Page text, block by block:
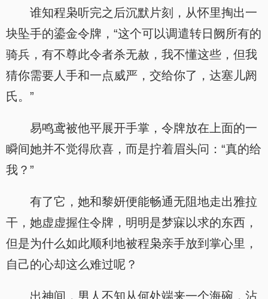
谁知程枭听完之后沉默片刻，从怀里掏出一
块坠手的鎏金令牌，“这个可以调遣转日阙所有的
骑兵，有不尊此令者杀无赦，我不懂这些，但我
猜你需要人手和一点威严，交给你了，达塞儿阏
氏。”
易鸣鸢被他平展开手掌，令牌放在上面的一
瞬间她并不觉得欣喜，而是拧着眉头问：“真的给
我？”
有了它，她和黎妍便能畅通无阻地走出雅拉
干，她虚虚握住令牌，明明是梦寐以求的东西，
但是为什么如此顺利地被程枭亲手放到掌心里，
自己的心却这么难过呢？
出神间，男人不知从何处端来一个海碗，沾